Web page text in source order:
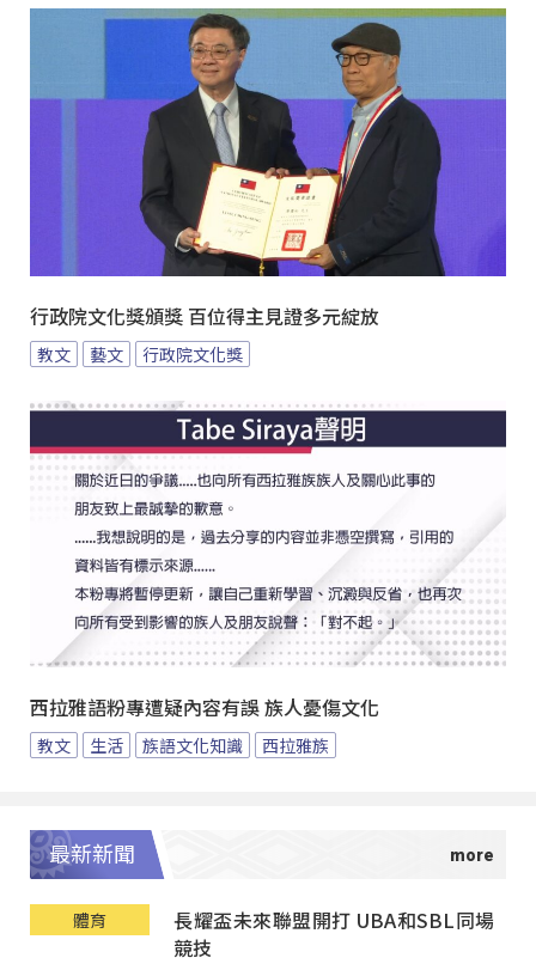
行政院文化獎頒獎 百位得主見證多元綻放
教文 藝文 行政院文化獎
西拉雅語粉專遭疑內容有誤 族人憂傷文化
教文 生活 族語文化知識 西拉雅族
最新新聞
體育
長耀盃未來聯盟開打 UBA和SBL同場
競技